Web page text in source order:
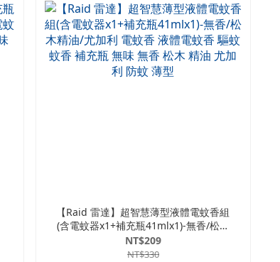
【Raid 雷達】超智慧薄型液體電蚊香組
(含電蚊器x1+補充瓶41mlx1)-無香/松木
精油/尤加利 電蚊香 液體電蚊香 驅蚊 蚊
香 補充瓶 無味 無香 松木 精油 尤加利
NT$209
NT$330